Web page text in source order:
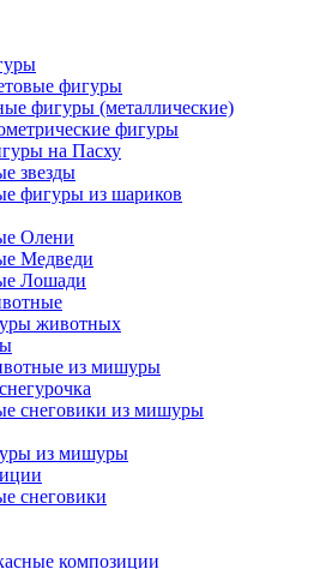
фигуры
фигуры (металлические)
фигуры
на Пасху
звезды
фигуры из шариков
Олени
Медведи
Лошади
животных
из мишуры
снеговики из мишуры
из мишуры
снеговики
композиции